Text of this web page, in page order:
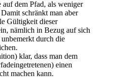
auf dem Pfad, als weniger
schränkt man aber
Gültigkeit dieser
nämlich in Bezug auf sich
durch die
klar, dass man dem
einen
machen kann.